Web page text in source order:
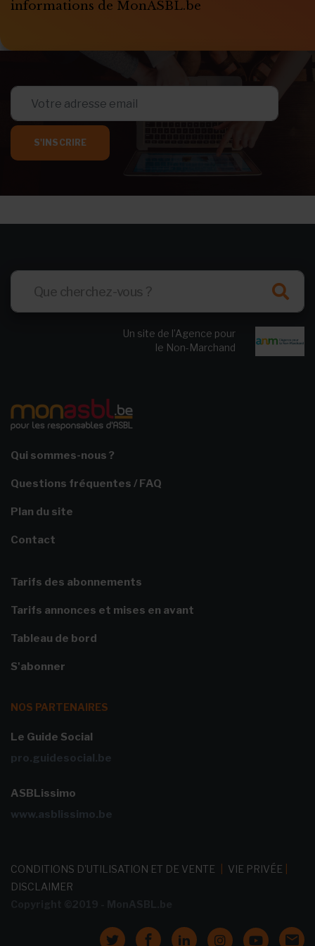
informations de MonASBL.be
S'INSCRIRE
Un site de l’Agence pour
le Non-Marchand
Qui sommes-nous ?
Questions fréquentes / FAQ
Plan du site
Contact
Tarifs des abonnements
Tarifs annonces et mises en avant
Tableau de bord
S'abonner
NOS PARTENAIRES
Le Guide Social
pro.guidesocial.be
ASBLissimo
www.asblissimo.be
CONDITIONS D'UTILISATION ET DE VENTE VIE PRIVÉE
DISCLAIMER